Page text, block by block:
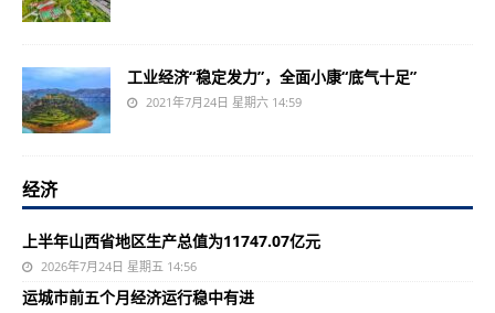
工业经济“稳定发力”，全面小康“底气十足”
2021年7月24日 星期六 14:59
经济
上半年山西省地区生产总值为11747.07亿元
2026年7月24日 星期五 14:56
运城市前五个月经济运行稳中有进